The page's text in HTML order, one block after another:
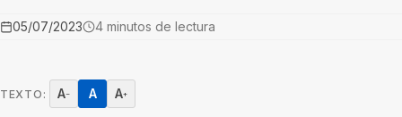
05/07/2023 4 minutos de lectura
TEXTO: A− A A+